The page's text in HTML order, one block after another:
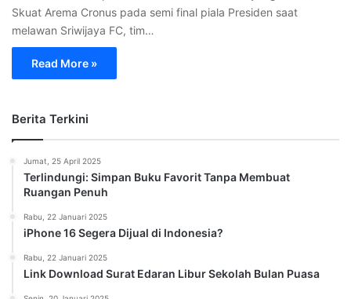
Skuat Arema Cronus pada semi final piala Presiden saat
melawan Sriwijaya FC, tim…
Read More »
Berita Terkini
Jumat, 25 April 2025
Terlindungi: Simpan Buku Favorit Tanpa Membuat
Ruangan Penuh
Rabu, 22 Januari 2025
iPhone 16 Segera Dijual di Indonesia?
Rabu, 22 Januari 2025
Link Download Surat Edaran Libur Sekolah Bulan Puasa